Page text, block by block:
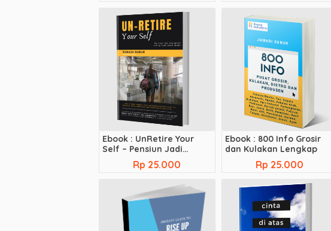
Ebook : UnRetire Your
Self – Pensiun Jadi
Anugerah, Hidup Jadi
Lebih IndahRp 25.000
Ebook : 800 Info Grosir
dan Kulakan Lengkap
Rp 25.000